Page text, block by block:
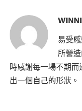
易受
所營
時感謝每一場不期
出一個自己的形狀。